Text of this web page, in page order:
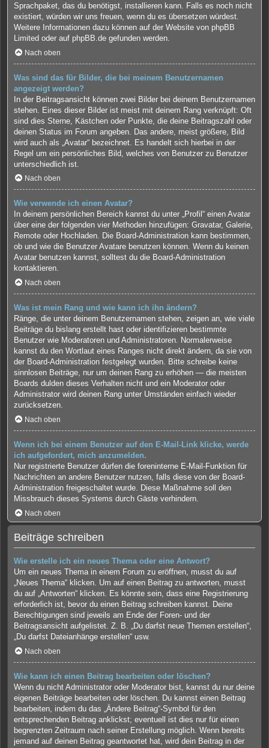
Sprachpaket, das du benötigst, installieren kann. Falls es noch nicht
existiert, würden wir uns freuen, wenn du es übersetzen würdest.
Weitere Informationen dazu können auf der Website von phpBB
Limited oder auf phpBB.de gefunden werden.
Nach oben
Was sind das für Bilder, die bei meinem Benutzernamen
angezeigt werden?
In der Beitragsansicht können zwei Bilder bei deinem Benutzernamen
stehen. Eines dieser Bilder ist meist mit deinem Rang verknüpft: Oft
sind dies Sterne, Kästchen oder Punkte, die deine Beitragszahl oder
deinen Status im Forum angeben. Das andere, meist größere, Bild
wird auch als „Avatar“ bezeichnet. Es handelt sich hierbei in der
Regel um ein persönliches Bild, welches von Benutzer zu Benutzer
unterschiedlich ist.
Nach oben
Wie verwende ich einen Avatar?
In deinem persönlichen Bereich kannst du unter „Profil“ einen Avatar
über eine der folgenden vier Methoden hinzufügen: Gravatar, Galerie,
Remote oder Hochladen. Die Board-Administration kann bestimmen,
ob und wie die Benutzer Avatare benutzen können. Wenn du keinen
Avatar benutzen kannst, solltest du die Board-Administration
kontaktieren.
Nach oben
Was ist mein Rang und wie kann ich ihn ändern?
Ränge, die unter deinem Benutzernamen stehen, zeigen an, wie viele
Beiträge du bislang erstellt hast oder identifizieren bestimmte
Benutzer wie Moderatoren und Administratoren. Normalerweise
kannst du den Wortlaut eines Ranges nicht direkt ändern, da sie von
der Board-Administration festgelegt wurden. Bitte schreibe keine
sinnlosen Beiträge, nur um deinen Rang zu erhöhen — die meisten
Boards dulden dieses Verhalten nicht und ein Moderator oder
Administrator wird deinen Rang unter Umständen einfach wieder
zurücksetzen.
Nach oben
Wenn ich bei einem Benutzer auf den E-Mail-Link klicke, werde
ich aufgefordert, mich anzumelden.
Nur registrierte Benutzer dürfen die foreninterne E-Mail-Funktion für
Nachrichten an andere Benutzer nutzen, falls diese von der Board-
Administration freigeschaltet wurde. Diese Maßnahme soll den
Missbrauch dieses Systems durch Gäste verhindern.
Nach oben
Beiträge schreiben
Wie erstelle ich ein neues Thema oder eine Antwort?
Um ein neues Thema in einem Forum zu eröffnen, musst du auf
„Neues Thema“ klicken. Um auf einen Beitrag zu antworten, musst
du auf „Antworten“ klicken. Es könnte sein, dass eine Registrierung
erforderlich ist, bevor du einen Beitrag schreiben kannst. Deine
Berechtigungen sind jeweils am Ende der Foren- und der
Beitragsansicht aufgelistet. Z. B. „Du darfst neue Themen erstellen“,
„Du darfst Dateianhänge erstellen“ usw.
Nach oben
Wie kann ich einen Beitrag bearbeiten oder löschen?
Wenn du nicht Administrator oder Moderator bist, kannst du nur deine
eigenen Beiträge bearbeiten oder löschen. Du kannst einen Beitrag
bearbeiten, indem du das „Ändere Beitrag“-Symbol für den
entsprechenden Beitrag anklickst; eventuell ist dies nur für einen
begrenzten Zeitraum nach seiner Erstellung möglich. Wenn bereits
jemand auf deinen Beitrag geantwortet hat, wird dein Beitrag in der